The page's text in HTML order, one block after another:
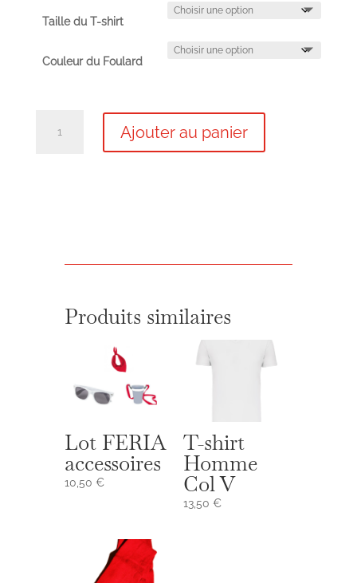
Taille du T-shirt
Couleur du Foulard
Ajouter au panier
Produits similaires
Lot FERIA
accessoires
10,50 €
T-shirt
Homme
Col V
13,50 €